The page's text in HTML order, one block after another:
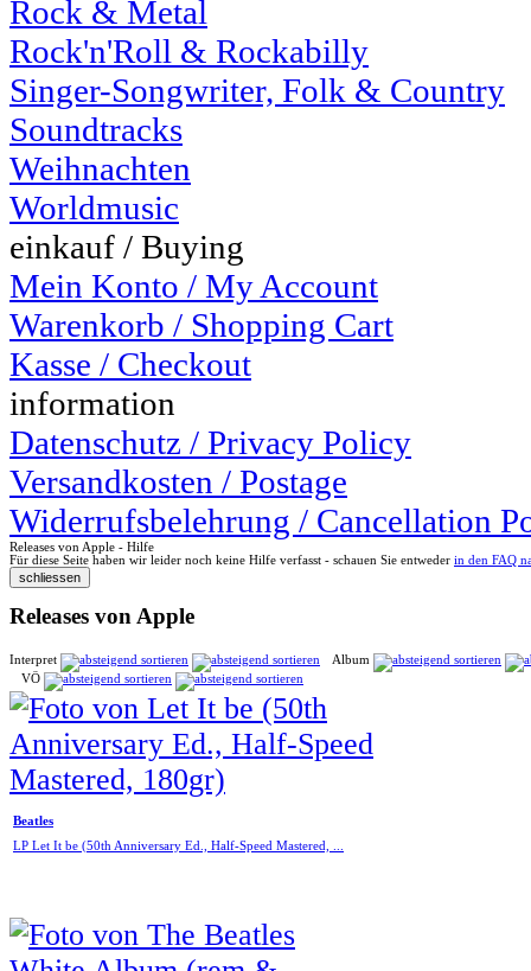
Rock & Metal
Rock'n'Roll & Rockabilly
Singer-Songwriter, Folk & Country
Soundtracks
Weihnachten
Worldmusic
einkauf / Buying
Mein Konto / My Account
Warenkorb / Shopping Cart
Kasse / Checkout
information
Datenschutz / Privacy Policy
Versandkosten / Postage
Widerrufsbelehrung / Cancellation
Releases von Apple - Hilfe
Für diese Seite haben wir leider noch keine Hilfe verfasst - schauen Sie entweder in den FAQ
Releases von Apple
Interpret
Album
VÖ
Beatles
LP Let It be (50th Anniversary Ed., Half-Speed Mastered, ...